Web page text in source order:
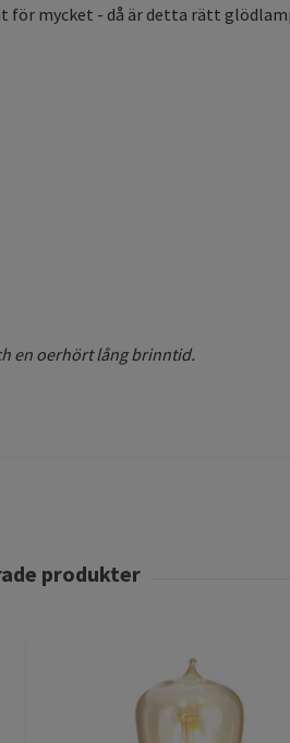
mycket - då är detta rätt
en oerhört lång brinntid.